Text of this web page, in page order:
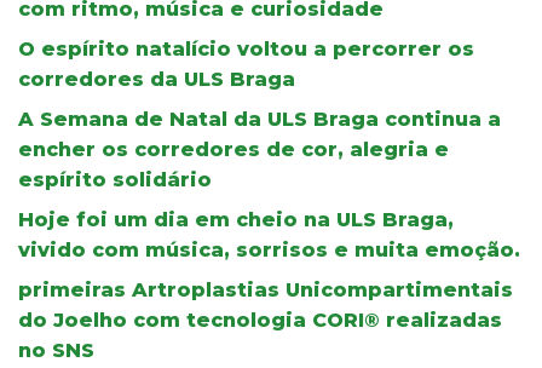
com ritmo, música e curiosidade
O espírito natalício voltou a percorrer os
corredores da ULS Braga
A Semana de Natal da ULS Braga continua a
encher os corredores de cor, alegria e
espírito solidário
Hoje foi um dia em cheio na ULS Braga,
vivido com música, sorrisos e muita emoção.
primeiras Artroplastias Unicompartimentais
do Joelho com tecnologia CORI® realizadas
no SNS